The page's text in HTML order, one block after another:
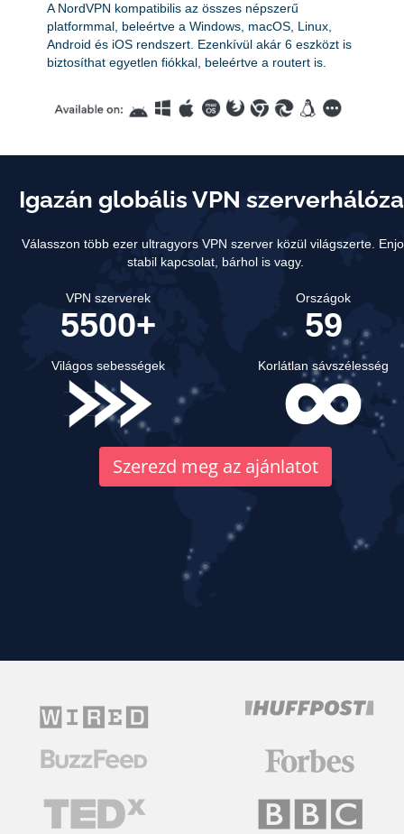
A NordVPN kompatibilis az összes népszerű
platformmal, beleértve a Windows, macOS, Linux,
Android és iOS rendszert. Ezenkívül akár 6 eszközt is
biztosíthat egyetlen fiókkal, beleértve a routert is.
Igazán globális VPN
Válasszon több ezer ultragyors VPN szerver közül világszerte.
stabil kapcsolat, bárhol is vagy.
VPN szerverek
5500+
Országok
59
Világos sebességek Korlátlan sávszélesség
Szerezd meg az ajánlatot